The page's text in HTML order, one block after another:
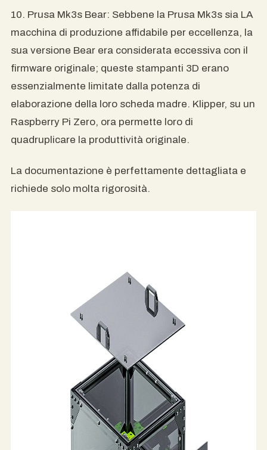
10. Prusa Mk3s Bear: Sebbene la Prusa Mk3s sia LA
macchina di produzione affidabile per eccellenza, la
sua versione Bear era considerata eccessiva con il
firmware originale; queste stampanti 3D erano
essenzialmente limitate dalla potenza di
elaborazione della loro scheda madre. Klipper, su un
Raspberry Pi Zero, ora permette loro di
quadruplicare la produttività originale.
La documentazione è perfettamente dettagliata e
richiede solo molta rigorosità.